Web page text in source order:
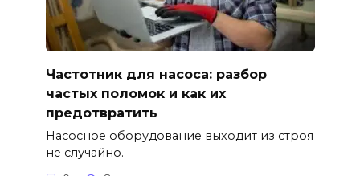
Частотник для насоса: разбор
частых поломок и как их
предотвратить
Насосное оборудование выходит из строя
не случайно.